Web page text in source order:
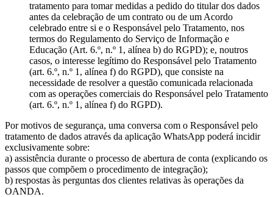
tratamento para tomar medidas a pedido do titular dos dados
antes da celebração de um contrato ou de um Acordo
celebrado entre si e o Responsável pelo Tratamento, nos
termos do Regulamento do Serviço de Informação e
Educação (Art. 6.º, n.º 1, alínea b) do RGPD); e, noutros
casos, o interesse legítimo do Responsável pelo Tratamento
(art. 6.º, n.º 1, alínea f) do RGPD), que consiste na
necessidade de resolver a questão comunicada relacionada
com as operações comerciais do Responsável pelo Tratamento
(art. 6.º, n.º 1, alínea f) do RGPD).
Por motivos de segurança, uma conversa com o Responsável pelo
tratamento de dados através da aplicação WhatsApp poderá incidir
exclusivamente sobre:
a) assistência durante o processo de abertura de conta (explicando os
passos que compõem o procedimento de integração);
b) respostas às perguntas dos clientes relativas às operações da
OANDA.